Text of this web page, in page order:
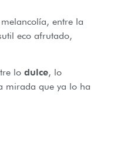
entre la
eco afrutado,
lo dulce, lo
mirada que ya lo ha